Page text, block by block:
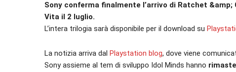
Sony conferma finalmente l’arrivo di Ratchet
Vita il 2 luglio.
L’intera trilogia sarà disponibile per il download su
La notizia arriva dal Playstation blog, dove viene
Sony assieme al tem di sviluppo Idol Minds hanno